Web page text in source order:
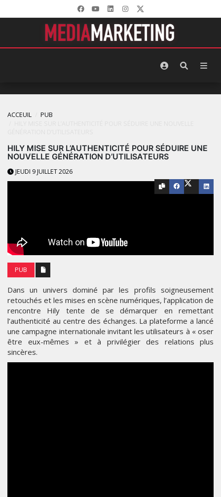
ACCEUIL
PUB
HILY MISE SUR L’AUTHENTICITÉ POUR SÉDUIRE UNE
NOUVELLE GÉNÉRATION D’UTILISATEURS
JEUDI 9 JUILLET 2026
PUB
Dans un univers dominé par les profils soigneusement
retouchés et les mises en scène numériques, l’application de
rencontre Hily tente de se démarquer en remettant
l’authenticité au centre des échanges. La plateforme a lancé
une campagne internationale invitant les utilisateurs à « oser
être eux-mêmes » et à privilégier des relations plus
sincères.